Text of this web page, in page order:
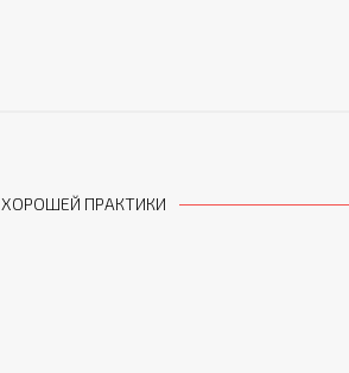
ХОРОШЕЙ ПРАКТИКИ